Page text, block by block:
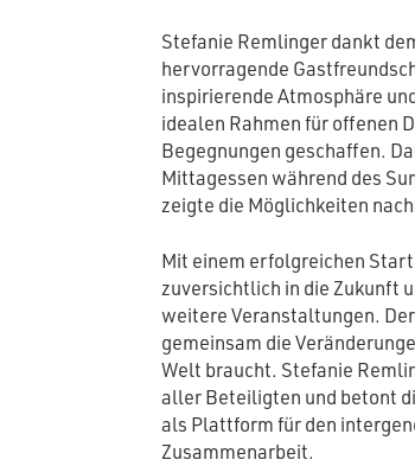
Stefanie Remlinger dankt
hervorragende
inspirierende Atmosphäre
idealen Rahmen für offenen
Begegnungen geschaffen.
Mittagessen während des
zeigte die Möglichkeiten
Mit einem erfolgreichen
zuversichtlich in die Zukunft
weitere Veranstaltungen.
gemeinsam die
Welt braucht. Stefanie
aller Beteiligten und betont
als Plattform für den
Zusammenarbeit.